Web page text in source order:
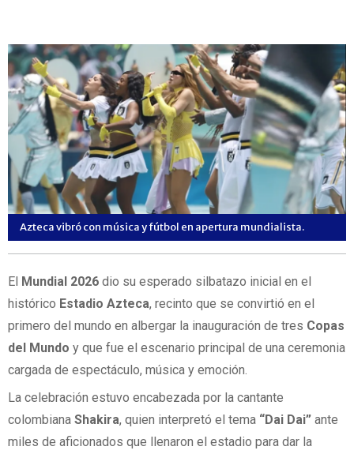
Azteca vibró con música y fútbol en apertura mundialista.
El Mundial 2026 dio su esperado silbatazo inicial en el
histórico Estadio Azteca, recinto que se convirtió en el
primero del mundo en albergar la inauguración de tres Copas
del Mundo y que fue el escenario principal de una ceremonia
cargada de espectáculo, música y emoción.
La celebración estuvo encabezada por la cantante
colombiana Shakira, quien interpretó el tema “Dai Dai” ante
miles de aficionados que llenaron el estadio para dar la